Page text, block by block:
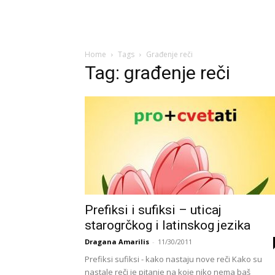
Home Tags Građenje reči
Tag: građenje reči
Prefiksi i sufiksi – uticaj
starogrčkog i latinskog jezika
Dragana Amarilis - 11/30/2011
Prefiksi sufiksi - kako nastaju nove reči Kako su
nastale reči je pitanje na koje niko nema baš